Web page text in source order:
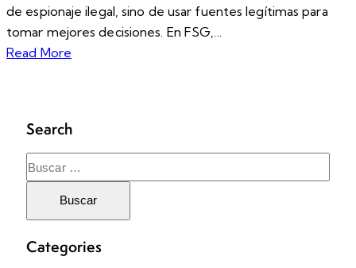
de espionaje ilegal, sino de usar fuentes legítimas para
tomar mejores decisiones. En FSG,…
Read More
Search
Categories